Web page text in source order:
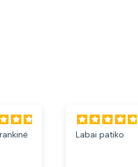
Labai patiko